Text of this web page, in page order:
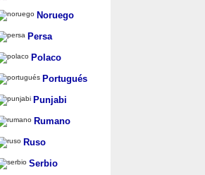
Noruego
Persa
Polaco
Portugués
Punjabi
Rumano
Ruso
Serbio